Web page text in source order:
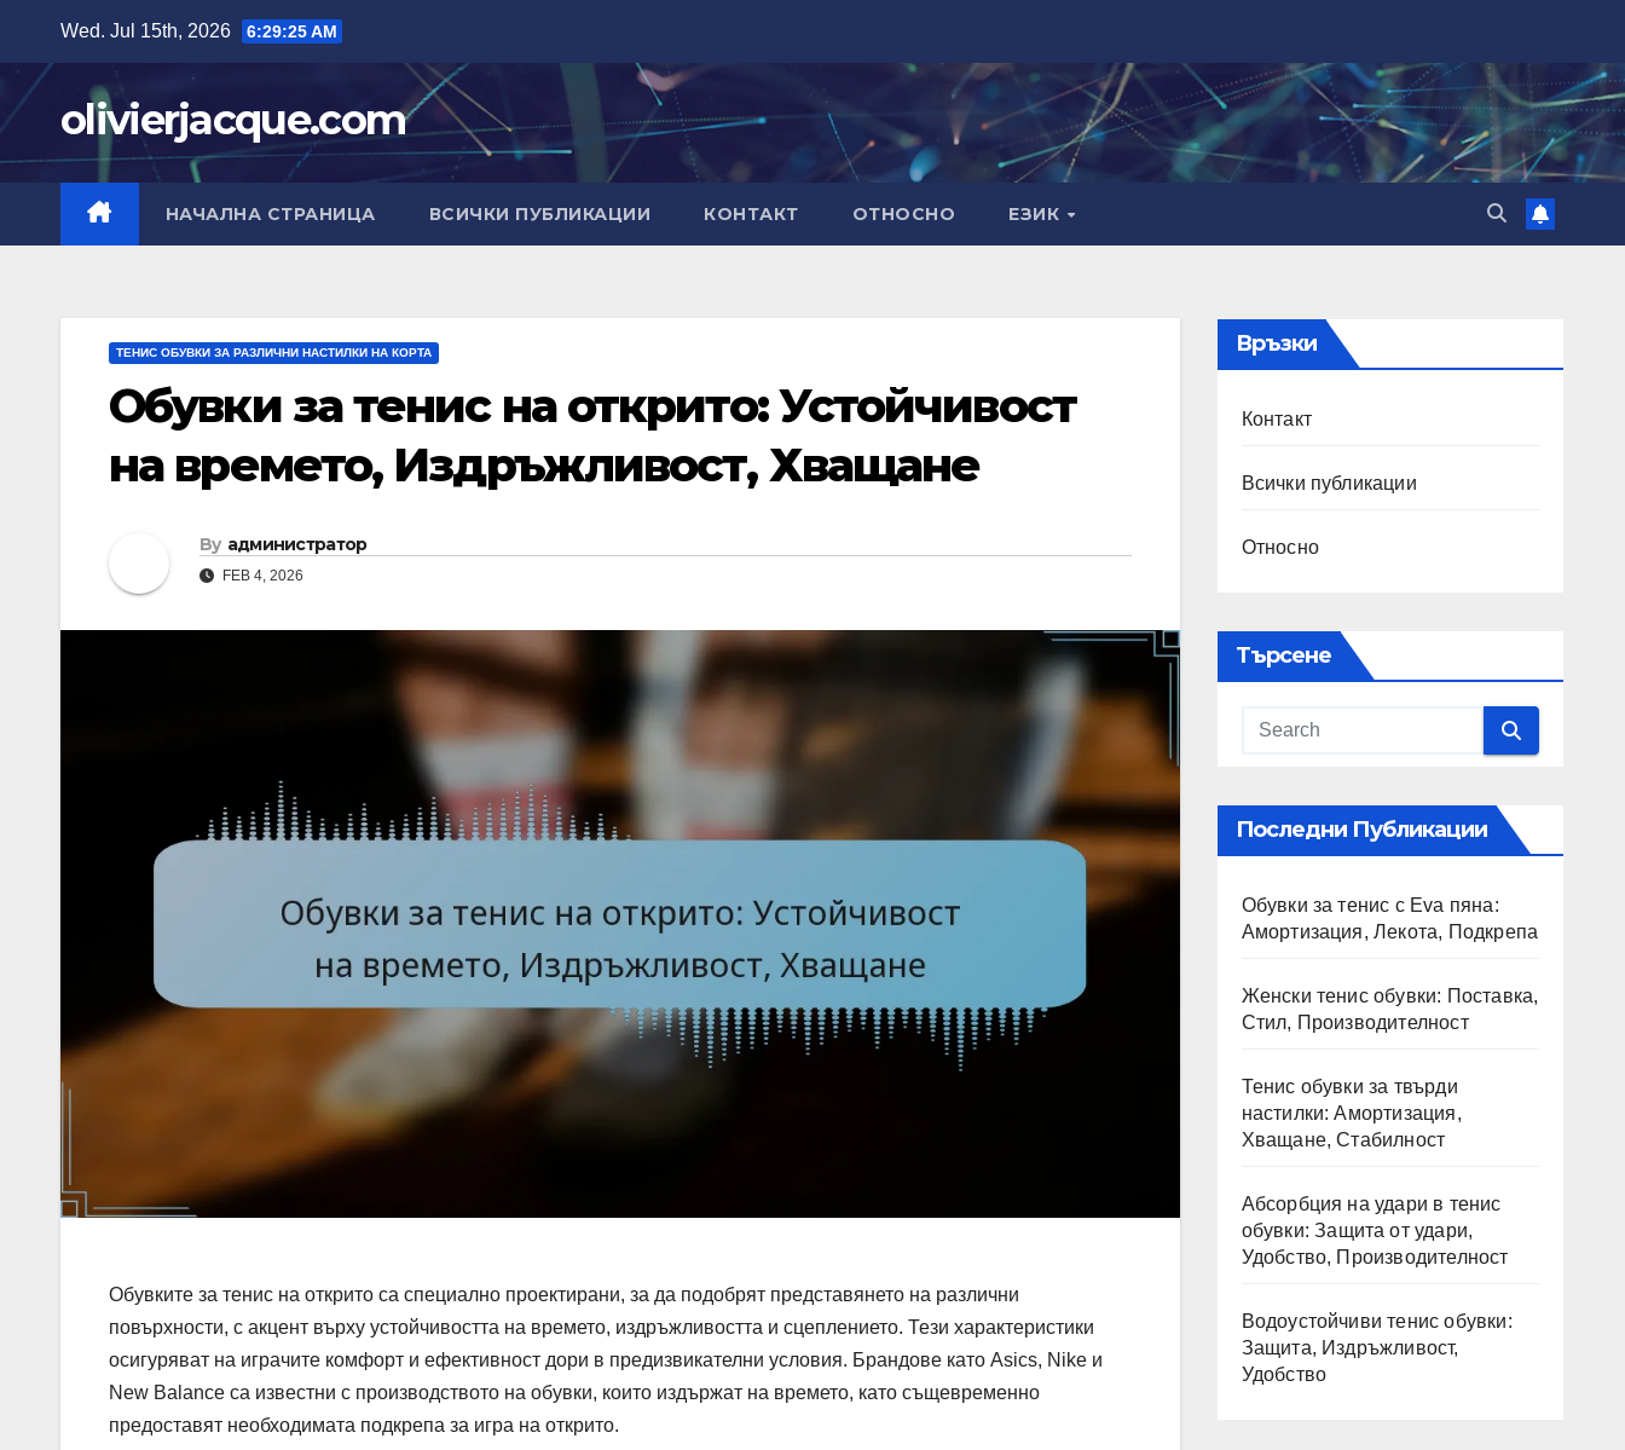
content
Wed. Jul 15th, 2026 6:29:26 AM
olivierjacque.com
НАЧАЛНА СТРАНИЦА ВСИЧКИ ПУБЛИКАЦИИ КОНТАКТ ОТНОСНО ЕЗИК
ТЕНИС ОБУВКИ ЗА РАЗЛИЧНИ НАСТИЛКИ НА КОРТА
Обувки за тенис на открито: Устойчивост
на времето, Издръжливост, Хващане
By администратор
FEB 4, 2026
Обувките за тенис на открито са специално проектирани, за да подобрят представянето на различни
повърхности, с акцент върху устойчивостта на времето, издръжливостта и сцеплението. Тези характеристики
осигуряват на играчите комфорт и ефективност дори в предизвикателни условия. Брандове като Asics, Nike и
New Balance са известни с производството на обувки, които издържат на времето, като същевременно
предоставят необходимата подкрепа за игра на открито.
Връзки
Контакт
Всички публикации
Относно
Търсене
Последни Публикации
Обувки за тенис с Eva пяна:
Амортизация, Лекота, Подкрепа
Женски тенис обувки: Поставка,
Стил, Производителност
Тенис обувки за твърди
настилки: Амортизация,
Хващане, Стабилност
Абсорбция на удари в тенис
обувки: Защита от удари,
Удобство, Производителност
Водоустойчиви тенис обувки:
Защита, Издръжливост,
Удобство